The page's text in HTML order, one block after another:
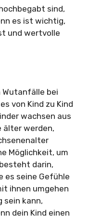
sind,
es ist wichtig,
und wertvolle
Wutanfälle bei
von Kind zu Kind
wachsen aus
älter werden,
Möglichkeit, um
darin,
es seine Gefühle
ihnen umgehen
sein kann,
dein Kind einen